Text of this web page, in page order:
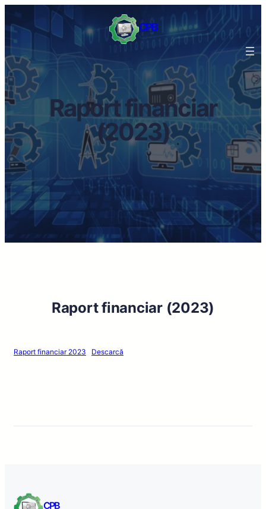
CPB
Raport financiar
(2023)
Raport financiar (2023)
Raport financiar 2023 Descarcă
CPB